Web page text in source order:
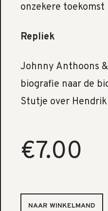
onzekere toekomst
Repliek
Johnny Anthoons
biografie naar de
Stutje over Hendrik
€7.00